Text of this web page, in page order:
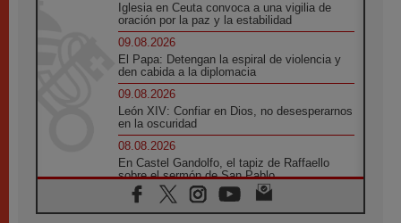
Iglesia en Ceuta convoca a una vigilia de
oración por la paz y la estabilidad
09.08.2026
El Papa: Detengan la espiral de violencia y
den cabida a la diplomacia
09.08.2026
León XIV: Confiar en Dios, no desesperarnos
en la oscuridad
08.08.2026
En Castel Gandolfo, el tapiz de Raffaello
sobre el sermón de San Pablo
08.08.2026
En Colombia, «la paz no se compra con una